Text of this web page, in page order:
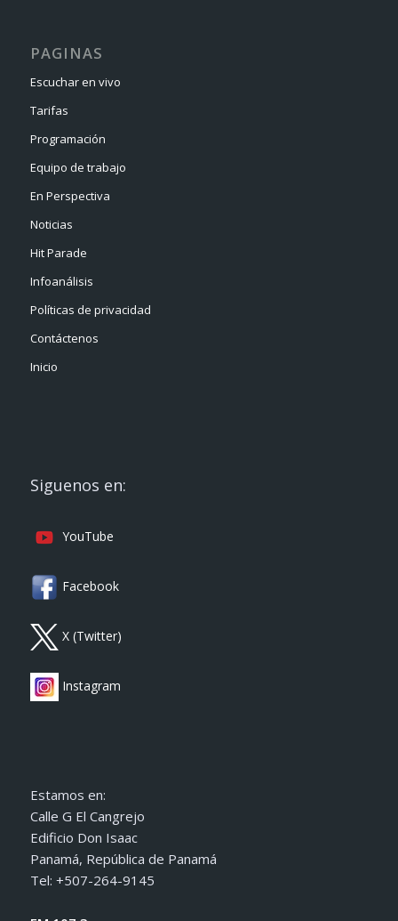
PAGINAS
Escuchar en vivo
Tarifas
Programación
Equipo de trabajo
En Perspectiva
Noticias
Hit Parade
Infoanálisis
Políticas de privacidad
Contáctenos
Inicio
Siguenos en:
YouTube
Facebook
X (Twitter)
Instagram
Estamos en:
Calle G El Cangrejo
Edificio Don Isaac
Panamá, República de Panamá
Tel: +507-264-9145